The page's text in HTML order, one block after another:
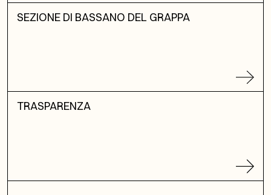
SEZIONE DI BASSANO DEL GRAPPA
TRASPARENZA